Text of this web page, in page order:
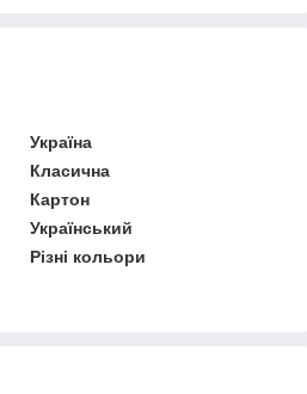
Україна
Класична
Картон
Український
Різні кольори